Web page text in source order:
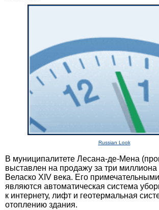
Russian Look
В муниципалитете Лесана-де-Мена
выставлен на продажу за три миллиона
Веласко XIV века. Его
являются автоматическая система
к интернету, лифт и геотермальная
отоплению здания.